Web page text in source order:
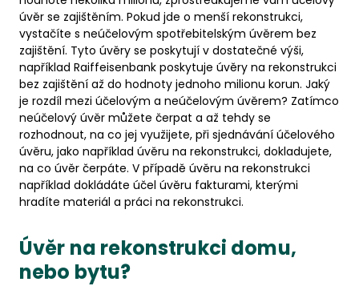
úvěr se zajištěním. Pokud jde o menší rekonstrukci,
vystačíte s neúčelovým spotřebitelským úvěrem bez
zajištění. Tyto úvěry se poskytují v dostatečné výši,
například Raiffeisenbank poskytuje úvěry na rekonstrukci
bez zajištění až do hodnoty jednoho milionu korun. Jaký
je rozdíl mezi účelovým a neúčelovým úvěrem? Zatímco
neúčelový úvěr můžete čerpat a až tehdy se
rozhodnout, na co jej využijete, při sjednávání účelového
úvěru, jako například úvěru na rekonstrukci, dokladujete,
na co úvěr čerpáte. V případě úvěru na rekonstrukci
například dokládáte účel úvěru fakturami, kterými
hradíte materiál a práci na rekonstrukci.
Úvěr na rekonstrukci domu,
nebo bytu?